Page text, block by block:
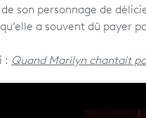
son personnage de
a souvent dû payer
: Quand Marilyn chantait